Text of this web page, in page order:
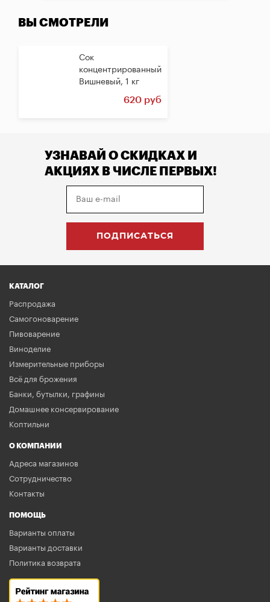
ВЫ СМОТРЕЛИ
Сок
концентрированный
Вишневый, 1 кг
620 руб
УЗНАВАЙ О СКИДКАХ И
АКЦИЯХ В ЧИСЛЕ ПЕРВЫХ!
КАТАЛОГ
Распродажа
Самогоноварение
Пивоварение
Виноделие
Измерительные приборы
Всё для брожения
Банки, бутылки, графины
Домашнее консервирование
Коптильни
О КОМПАНИИ
Адреса магазинов
Сотрудничество
Контакты
ПОМОЩЬ
Варианты оплаты
Варианты доставки
Политика возврата